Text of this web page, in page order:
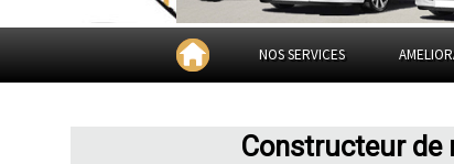
NOS SERVICES
Constructeur de